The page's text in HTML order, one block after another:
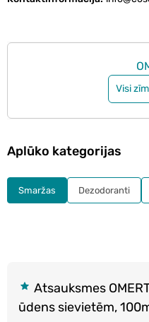
Visi
Atsauksmes
ūdens sievietēm,
Aplūko kategorijas
Smaržas Dezodoranti